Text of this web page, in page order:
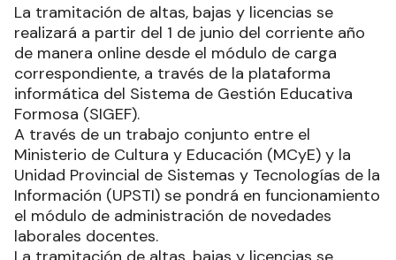
La tramitación de altas, bajas y licencias se
realizará a partir del 1 de junio del corriente año
de manera online desde el módulo de carga
correspondiente, a través de la plataforma
informática del Sistema de Gestión Educativa
Formosa (SIGEF).
A través de un trabajo conjunto entre el
Ministerio de Cultura y Educación (MCyE) y la
Unidad Provincial de Sistemas y Tecnologías de la
Información (UPSTI) se pondrá en funcionamiento
el módulo de administración de novedades
laborales docentes.